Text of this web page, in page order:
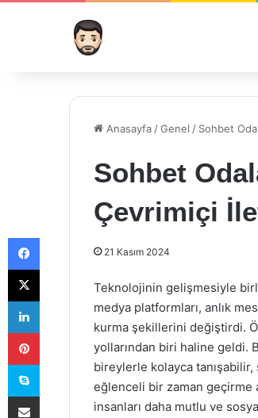
Anasayfa /Genel / Sohbet
Sohbet
Çevrimiçi
21 Kasım 2024
Teknolojinin gelişmesiyle
medya platformları, anlık
kurma şekillerini değiştirdi.
yollarından biri haline geldi.
bireylerle kolayca
eğlenceli bir zaman geçirme
insanları daha mutlu ve
Facebook
X
LinkedIn
Pinterest
Skype
E-Posta ile paylaş